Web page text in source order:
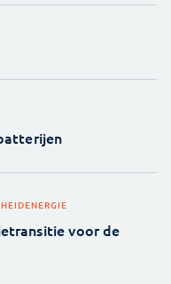
ENERGIE
voor de